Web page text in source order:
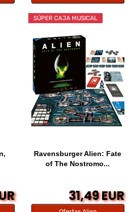
SÚPER CAJA MUSICAL
Ravensburger Alien: Fate
of The Nostromo...
31,49 EUR